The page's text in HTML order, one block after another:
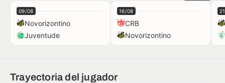
09/08
Novorizontino
Juventude
16/08
CRB
Novorizontino
Trayectoria del jugador